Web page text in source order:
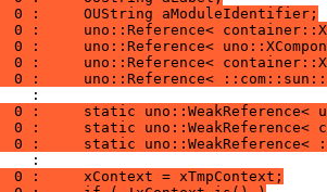
0 :     OUString aModuleIdentifier;
0 :     uno::Reference<
0 :     uno::Reference<
0 :     uno::Reference<
0 :     uno::Reference<
0 :     static uno::WeakReference<
0 :     static uno::WeakReference<
0 :     static uno::WeakReference<
0 :     xContext = xTmpContext;